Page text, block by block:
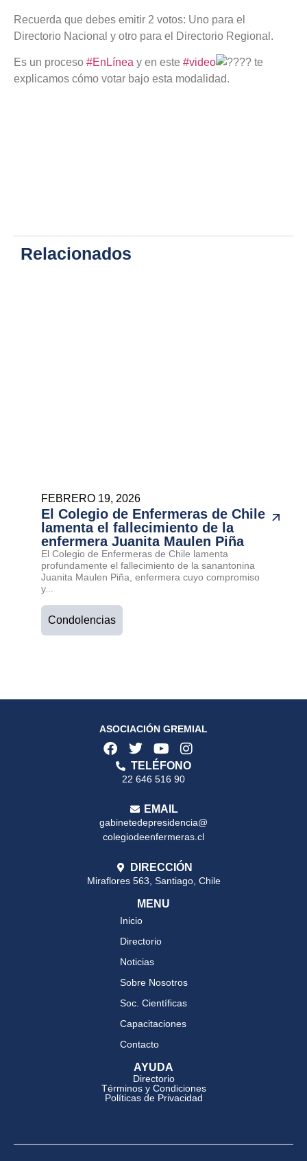
Recuerda que debes emitir 2 votos: Uno para el
Directorio Nacional y otro para el Directorio Regional.
Es un proceso #EnLínea y en este #video
te
explicamos cómo votar bajo esta modalidad.
Relacionados
FEBRERO 19, 2026
El Colegio de Enfermeras de Chile
lamenta el fallecimiento de la
enfermera Juanita Maulen Piña
El Colegio de Enfermeras de Chile lamenta
profundamente el fallecimiento de la sanantonina
Juanita Maulen Piña, enfermera cuyo compromiso
y...
Condolencias
ASOCIACIÓN GREMIAL
TELÉFONO
22 646 516 90
EMAIL
gabinetedepresidencia@
colegiodeenfermeras.cl
DIRECCIÓN
Miraflores 563, Santiago, Chile
MENU
Inicio
Directorio
Noticias
Sobre Nosotros
Soc. Científicas
Capacitaciones
Contacto
AYUDA
Directorio
Términos y Condiciones
Políticas de Privacidad